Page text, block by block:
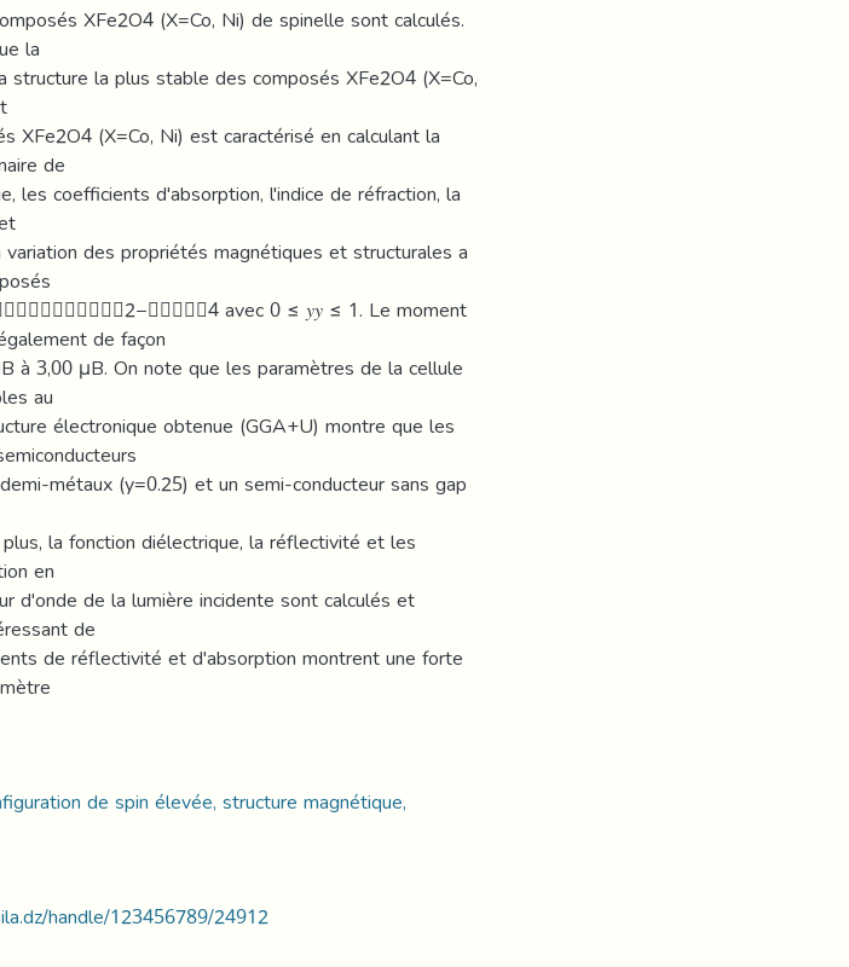
XFe2O4 (X=Co, Ni) de spinelle sont calculés.
la
la plus stable des composés XFe2O4 (X=Co,
XFe2O4 (X=Co, Ni) est caractérisé en calculant la
de
les coefficients d'absorption, l'indice de réfraction, la
des propriétés magnétiques et structurales a
avec 0 ≤ 𝑦𝑦 ≤ 1. Le moment
de façon
à 3,00 μB. On note que les paramètres de la cellule
au
électronique obtenue (GGA+U) montre que les
métaux (y=0.25) et un semi-conducteur sans gap
la fonction diélectrique, la réflectivité et les
en
d'onde de la lumière incidente sont calculés et
de
de réflectivité et d'absorption montrent une forte
de spin élevée, structure magnétique,
handle/123456789/24912